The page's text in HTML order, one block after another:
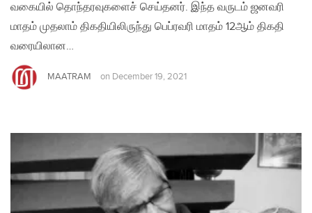
வகையில் தொந்தரவுகளைச் செய்தனர். இந்த வருடம் ஜனவரி
மாதம் முதலாம் திகதியிலிருந்து பெப்ரவரி மாதம் 12ஆம் திகதி
வரையிலான…
MAATRAM on December 19, 2021